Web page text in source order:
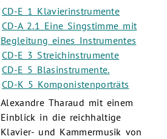
CD-E 1 Klavierinstrumente
CD-A 2.1 Eine Singstimme mit
Begleitung eines Instrumentes
CD-E 3 Streichinstrumente
CD-E 5 Blasinstrumente.
CD-K 5 Komponistenporträts
Alexandre Tharaud mit einem
Einblick in die reichhaltige
Klavier- und Kammermusik von